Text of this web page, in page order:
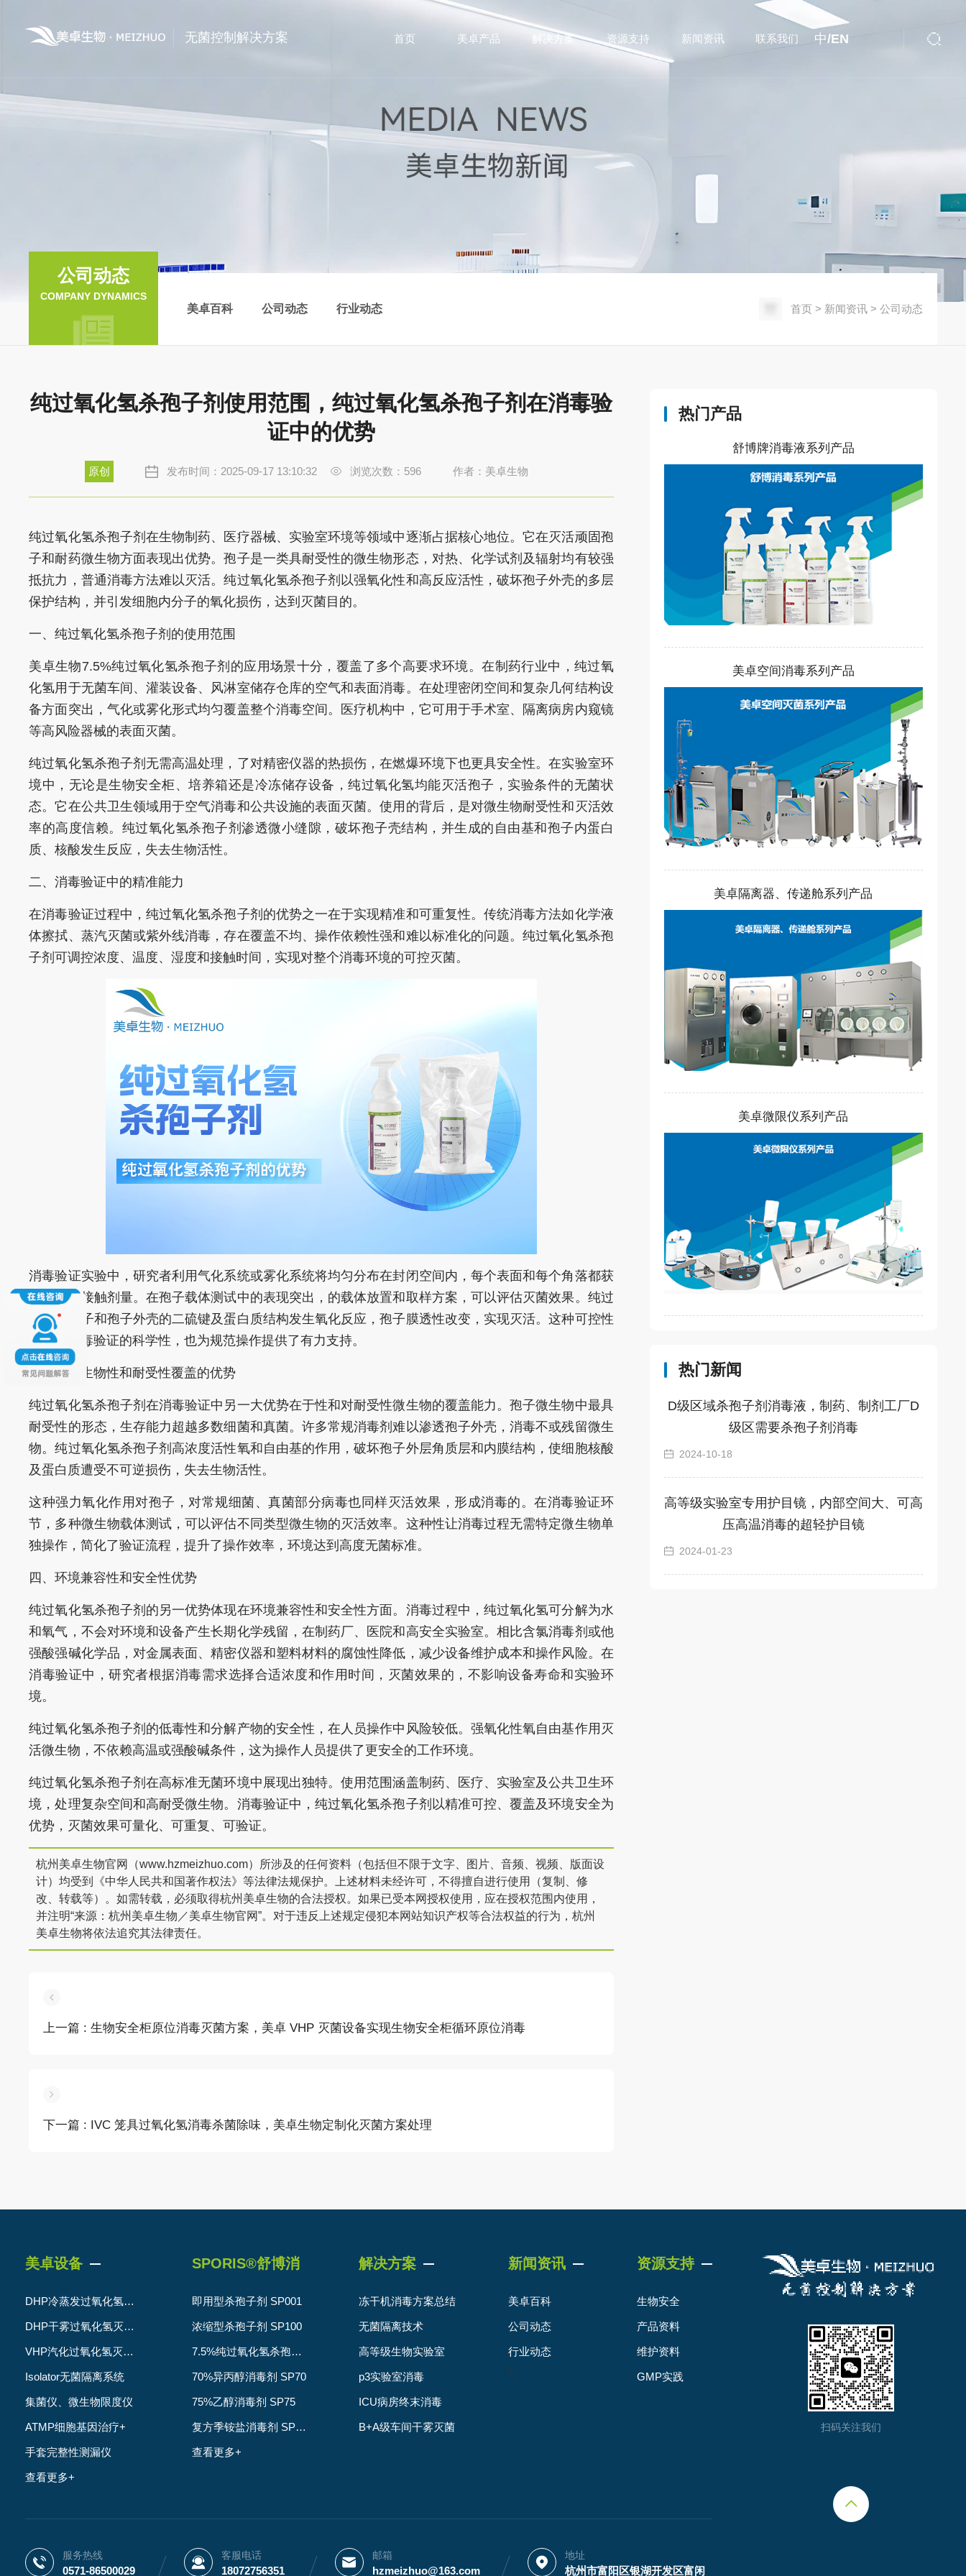
无菌控制解决方案 首页 美卓产品 解决方案 资源支持 新闻资讯 联系我们 中/EN
公司动态
COMPANY DYNAMICS
美卓百科 公司动态 行业动态 首页 > 新闻资讯> 公司动态
纯过氧化氢杀孢子剂使用范围，纯过氧化氢杀孢子剂在消毒验
证中的优势
原创 发布时间：2025-09-17 13:10:32 浏览次数： 596 作者：美卓生物
纯过氧化氢杀孢子剂在生物制药、医疗器械、实验室环境等领域中逐渐占据核心地位。它在灭活顽固孢
子和耐药微生物方面表现出优势。孢子是一类具耐受性的微生物形态，对热、化学试剂及辐射均有较强
抵抗力，普通消毒方法难以灭活。纯过氧化氢杀孢子剂以强氧化性和高反应活性，破坏孢子外壳的多层
保护结构，并引发细胞内分子的氧化损伤，达到灭菌目的。
一、纯过氧化氢杀孢子剂的使用范围
美卓生物7.5%纯过氧化氢杀孢子剂的应用场景十分，覆盖了多个高要求环境。在制药行业中，纯过氧
化氢用于无菌车间、灌装设备、风淋室储存仓库的空气和表面消毒。在处理密闭空间和复杂几何结构设
备方面突出，气化或雾化形式均匀覆盖整个消毒空间。医疗机构中，它可用于手术室、隔离病房内窥镜
等高风险器械的表面灭菌。
纯过氧化氢杀孢子剂无需高温处理，了对精密仪器的热损伤，在燃爆环境下也更具安全性。在实验室环
境中，无论是生物安全柜、培养箱还是冷冻储存设备，纯过氧化氢均能灭活孢子，实验条件的无菌状
态。它在公共卫生领域用于空气消毒和公共设施的表面灭菌。使用的背后，是对微生物耐受性和灭活效
率的高度信赖。纯过氧化氢杀孢子剂渗透微小缝隙，破坏孢子壳结构，并生成的自由基和孢子内蛋白
质、核酸发生反应，失去生物活性。
二、消毒验证中的精准能力
在消毒验证过程中，纯过氧化氢杀孢子剂的优势之一在于实现精准和可重复性。传统消毒方法如化学液
体擦拭、蒸汽灭菌或紫外线消毒，存在覆盖不均、操作依赖性强和难以标准化的问题。纯过氧化氢杀孢
子剂可调控浓度、温度、湿度和接触时间，实现对整个消毒环境的可控灭菌。
消毒验证实验中，研究者利用气化系统或雾化系统将均匀分布在封闭空间内，每个表面和每个角落都获
得足够的接触剂量。在孢子载体测试中的表现突出，的载体放置和取样方案，可以评估灭菌效果。纯过
氧化氢分子和孢子外壳的二硫键及蛋白质结构发生氧化反应，孢子膜透性改变，实现灭活。这种可控性
提高了消毒验证的科学性，也为规范操作提供了有力支持。
三、对微生物性和耐受性覆盖的优势
纯过氧化氢杀孢子剂在消毒验证中另一大优势在于性和对耐受性微生物的覆盖能力。孢子微生物中最具
耐受性的形态，生存能力超越多数细菌和真菌。许多常规消毒剂难以渗透孢子外壳，消毒不或残留微生
物。纯过氧化氢杀孢子剂高浓度活性氧和自由基的作用，破坏孢子外层角质层和内膜结构，使细胞核酸
及蛋白质遭受不可逆损伤，失去生物活性。
这种强力氧化作用对孢子，对常规细菌、真菌部分病毒也同样灭活效果，形成消毒的。在消毒验证环
节，多种微生物载体测试，可以评估不同类型微生物的灭活效率。这种性让消毒过程无需特定微生物单
独操作，简化了验证流程，提升了操作效率，环境达到高度无菌标准。
四、环境兼容性和安全性优势
纯过氧化氢杀孢子剂的另一优势体现在环境兼容性和安全性方面。消毒过程中，纯过氧化氢可分解为水
和氧气，不会对环境和设备产生长期化学残留，在制药厂、医院和高安全实验室。相比含氯消毒剂或他
强酸强碱化学品，对金属表面、精密仪器和塑料材料的腐蚀性降低，减少设备维护成本和操作风险。在
消毒验证中，研究者根据消毒需求选择合适浓度和作用时间，灭菌效果的，不影响设备寿命和实验环
境。
纯过氧化氢杀孢子剂的低毒性和分解产物的安全性，在人员操作中风险较低。强氧化性氧自由基作用灭
活微生物，不依赖高温或强酸碱条件，这为操作人员提供了更安全的工作环境。
纯过氧化氢杀孢子剂在高标准无菌环境中展现出独特。使用范围涵盖制药、医疗、实验室及公共卫生环
境，处理复杂空间和高耐受微生物。消毒验证中，纯过氧化氢杀孢子剂以精准可控、覆盖及环境安全为
优势，灭菌效果可量化、可重复、可验证。
杭州美卓生物官网（www.hzmeizhuo.com）所涉及的任何资料（包括但不限于文字、图片、音频、视频、版面设
计）均受到《中华人民共和国著作权法》等法律法规保护。上述材料未经许可，不得擅自进行使用（复制、修
改、转载等）。如需转载，必须取得杭州美卓生物的合法授权。如果已受本网授权使用，应在授权范围内使用，
并注明“来源：杭州美卓生物／美卓生物官网”。对于违反上述规定侵犯本网站知识产权等合法权益的行为，杭州
美卓生物将依法追究其法律责任。
上一篇 : 生物安全柜原位消毒灭菌方案，美卓 VHP 灭菌设备实现生物安全柜循环原位消毒
下一篇 : IVC 笼具过氧化氢消毒杀菌除味，美卓生物定制化灭菌方案处理
热门产品
舒博牌消毒液系列产品
美卓空间消毒系列产品
美卓隔离器、传递舱系列产品
美卓微限仪系列产品
热门新闻
D级区域杀孢子剂消毒液，制药、制剂工厂D
级区需要杀孢子剂消毒
2024-10-18
高等级实验室专用护目镜，内部空间大、可高
压高温消毒的超轻护目镜
2024-01-23
美卓设备
DHP冷蒸发过氧化氢灭菌系列
DHP干雾过氧化氢灭菌器
VHP汽化过氧化氢灭菌器
Isolator无菌隔离系统
集菌仪、微生物限度仪
ATMP细胞基因治疗+
手套完整性测漏仪
查看更多+
SPORIS®️舒博消
即用型杀孢子剂 SP001
浓缩型杀孢子剂 SP100
7.5%纯过氧化氢杀孢子剂 SP007
70%异丙醇消毒剂 SP70
75%乙醇消毒剂 SP75
复方季铵盐消毒剂 SP001F
查看更多+
解决方案
冻干机消毒方案总结
无菌隔离技术
高等级生物实验室
p3实验室消毒
ICU病房终末消毒
B+A级车间干雾灭菌
新闻资讯
美卓百科
公司动态
行业动态
>
资源支持
生物安全
产品资料
维护资料
GMP实践
服务热线
0571-86500029
客服电话
18072756351
邮箱
hzmeizhuo@163.com
地址
杭州市富阳区银湖开发区富闲
扫码关注我们